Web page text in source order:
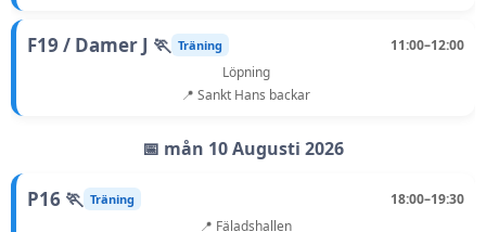
F19 / Damer J 🏃 Träning
11:00–12:00
Löpning
📍 Sankt Hans backar
📅 mån 10 Augusti 2026
P16 🏃 Träning
18:00–19:30
📍 Fäladshallen